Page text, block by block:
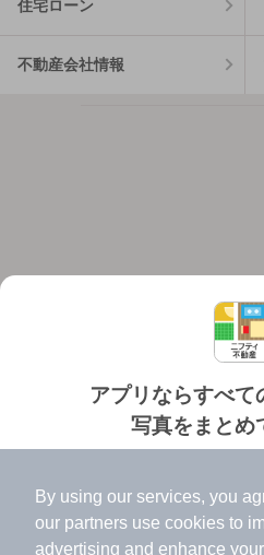
By using our services, you
our partners use cookies to
advertising and enhance
アプリならすべて
写真をまとめ
✔️
高速表示で似た物
✔️
便利な通知機能も
住宅ローン
不動産会社情報
個人情報保護ポリ